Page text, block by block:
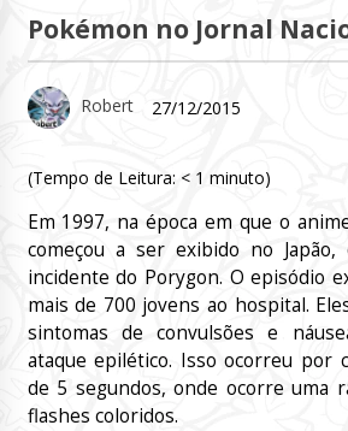
Pokémon no Jornal
Robert 27/12/2015
(Tempo de Leitura: < 1 minuto)
Em 1997, na época em que o
começou a ser exibido no
incidente do Porygon. O episódio
mais de 700 jovens ao hospital.
sintomas de convulsões e
ataque epilético. Isso ocorreu por
de 5 segundos, onde ocorre uma
flashes coloridos.